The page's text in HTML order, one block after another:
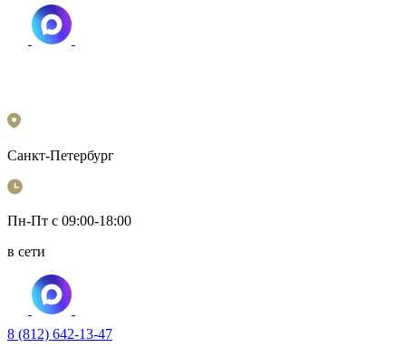
Санкт-Петербург
Пн-Пт с 09:00-18:00
в сети
8 (812) 642-13-47